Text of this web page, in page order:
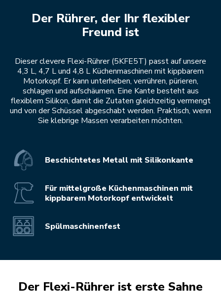
Der Rührer, der Ihr flexibler
Freund ist
Dieser clevere Flexi-Rührer (5KFE5T) passt auf unsere
4,3 L, 4,7 L und 4,8 L Küchenmaschinen mit kippbarem
Motorkopf. Er kann unterheben, verrühren, pürieren,
schlagen und aufschäumen. Eine Kante besteht aus
flexiblem Silikon, damit die Zutaten gleichzeitig vermengt
und von der Schüssel abgeschabt werden. Praktisch, wenn
Sie klebrige Massen verarbeiten möchten.
Beschichtetes Metall mit Silikonkante
Für mittelgroße Küchenmaschinen mit
kippbarem Motorkopf entwickelt
Spülmaschinenfest
Der Flexi-Rührer ist erste Sahne